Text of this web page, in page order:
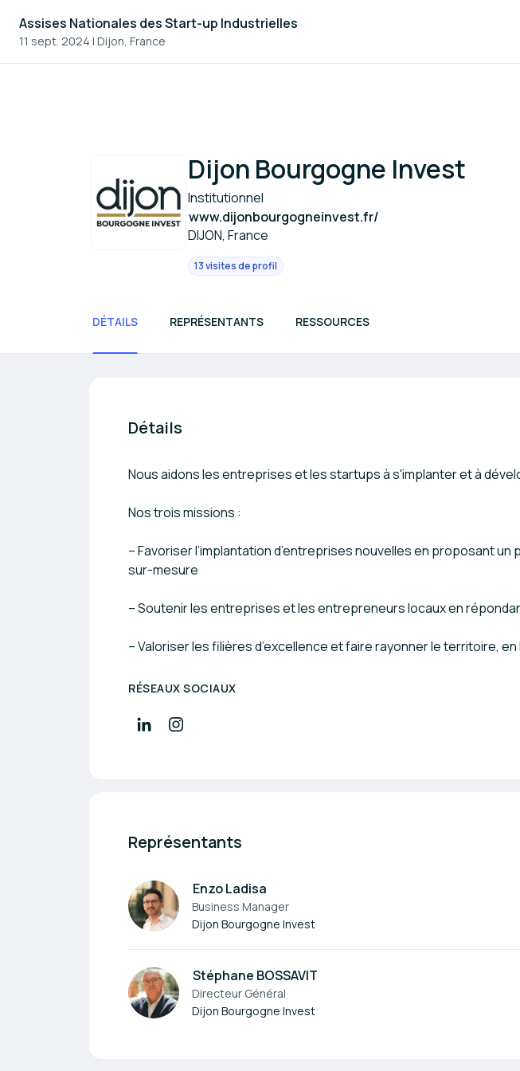
Assises Nationales des Start-up Industrielles
11 sept. 2024 | Dijon, France
Dijon Bourgogne Invest
Institutionnel
www.dijonbourgogneinvest.fr/
DIJON, France
13 visites de profil
DÉTAILS REPRÉSENTANTS RESSOURCES
Détails
Nous aidons les entreprises et les startups à s'implanter et à
Nos trois missions :
– Favoriser l’implantation d’entreprises nouvelles en proposant
sur-mesure
– Soutenir les entreprises et les entrepreneurs locaux en
– Valoriser les filières d’excellence et faire rayonner le territoire, en
RÉSEAUX SOCIAUX
Représentants
Enzo Ladisa
Business Manager
Dijon Bourgogne Invest
Stéphane BOSSAVIT
Directeur Général
Dijon Bourgogne Invest